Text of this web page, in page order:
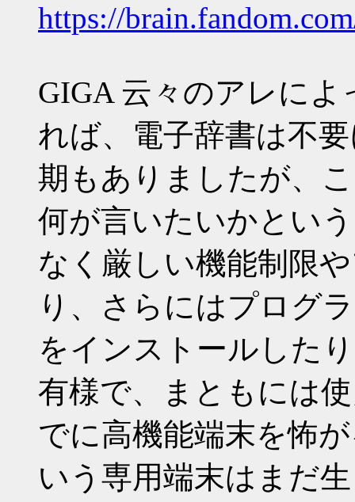
https://
GIGA 云々のアレに
れば、電子辞書は不
期もありましたが、
何が言いたいかとい
なく厳しい機能制限
り、さらにはプログ
をインストールした
有様で、まともには
でに高機能端末を怖
いう専用端末はまだ